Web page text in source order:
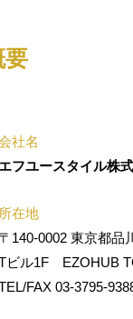
要
社名
エフユースタイル株
所在地
〒140-0002 東京都品
ビル1F EZOHUB
FAX 03-3795-